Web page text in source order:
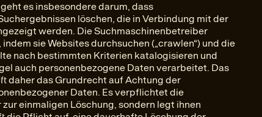
es insbesondere darum, dass
löschen, die in Verbindung mit der
werden. Die Suchmaschinenbetreiber
sie Websites durchsuchen („crawlen“) und die
nach bestimmten Kriterien katalogisieren und
auch personenbezogene Daten verarbeitet. Das
daher das Grundrecht auf Achtung der
Daten. Es verpflichtet die
einmaligen Löschung, sondern legt ihnen